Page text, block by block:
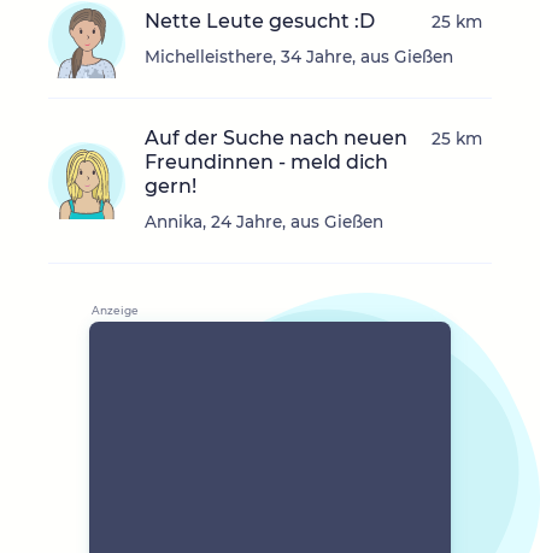
Nette Leute gesucht :D
Michelleisthere, 34 Jahre, aus Gießen
25 km
Auf der Suche nach neuen
Freundinnen - meld dich
gern!
Annika, 24 Jahre, aus Gießen
25 km